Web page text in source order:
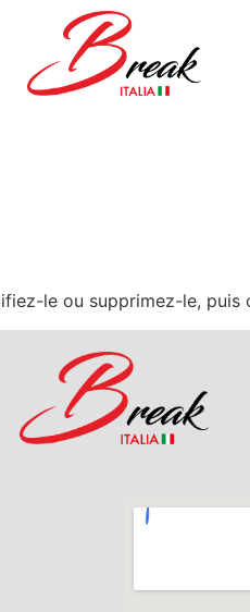
le ou supprimez-le, puis